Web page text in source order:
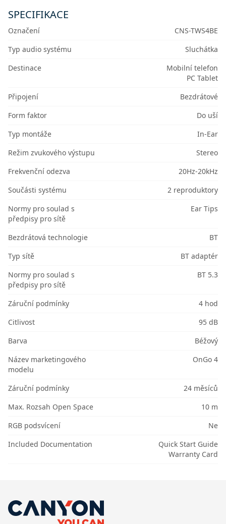
SPECIFIKACE
Označení
CNS-TWS4BE
Typ audio systému
Sluchátka
Destinace
Mobilní telefon
PC Tablet
Připojení
Bezdrátové
Form faktor
Do uší
Typ montáže
In-Ear
Režim zvukového výstupu
Stereo
Frekvenční odezva
20Hz-20kHz
Součásti systému
2 reproduktory
Normy pro soulad s
předpisy pro sítě
Ear Tips
Bezdrátová technologie
BT
Typ sítě
BT adaptér
Normy pro soulad s
předpisy pro sítě
BT 5.3
Záruční podmínky
4 hod
Citlivost
95 dB
Barva
Béžový
Název marketingového
modelu
OnGo 4
Záruční podmínky
24 měsíců
Max. Rozsah Open Space
10 m
RGB podsvícení
Ne
Included Documentation
Quick Start Guide
Warranty Card